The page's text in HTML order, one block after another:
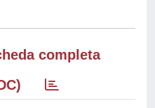
completa